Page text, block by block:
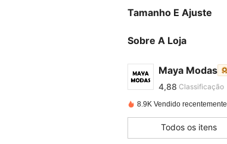
Tamanho E Ajuste
Sobre A Loja
Maya Modas
4,88
4,88 Classificação
pago
4,88
8.9K Vendido recentemente
Todos os itens